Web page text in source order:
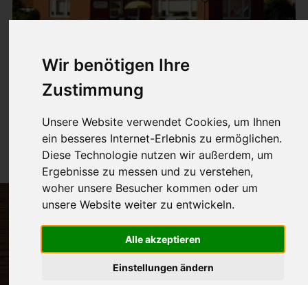
Wir benötigen Ihre
Zustimmung
Unsere Website verwendet Cookies, um Ihnen
ein besseres Internet-Erlebnis zu ermöglichen.
Diese Technologie nutzen wir außerdem, um
Ergebnisse zu messen und zu verstehen,
woher unsere Besucher kommen oder um
unsere Website weiter zu entwickeln.
Alle akzeptieren
Einstellungen ändern
W3
35m² für 1-3 Pers.